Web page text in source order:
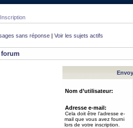
Inscription
sans réponse | Voir les sujets actifs
forum
Nom d’utilisateur:
Adresse e-mail:
Cela doit être l’adresse e-
mail que vous avez fourni
lors de votre inscription.